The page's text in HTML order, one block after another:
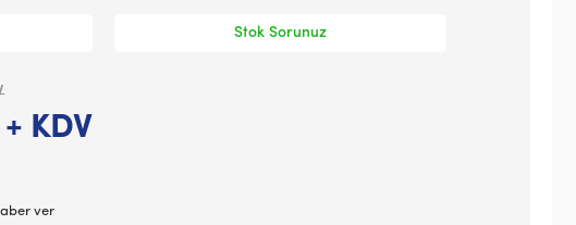
Stok Sorunuz
KDV
ver